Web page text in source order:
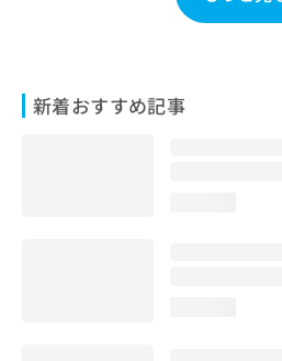
新着おすすめ記事
わ